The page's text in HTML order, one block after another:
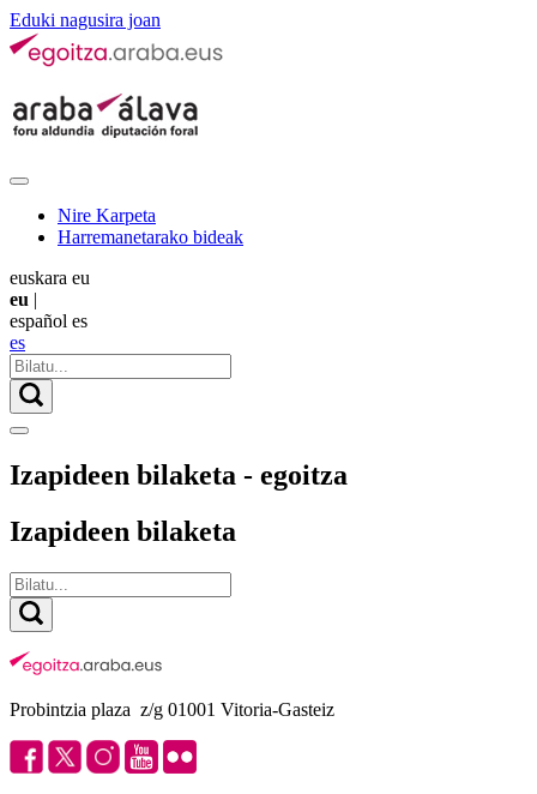
Eduki nagusira joan
Nire Karpeta
Harremanetarako bideak
euskara eu
eu |
español es
es
Izapideen bilaketa - egoitza
Izapideen bilaketa
Probintzia plaza z/g 01001 Vitoria-Gasteiz